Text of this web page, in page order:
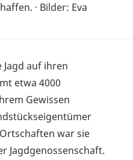
· Bilder: Eva
Jagd auf ihren
etwa 4000
Gewissen
war sie
Jagdgenossenschaft.